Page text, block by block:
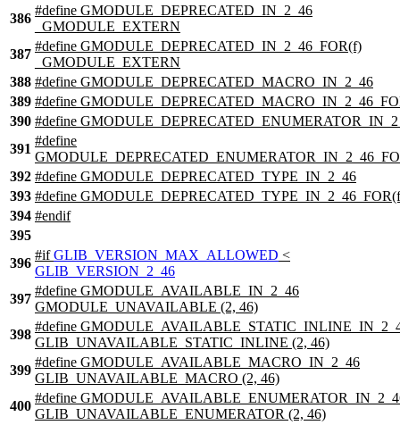
386
#define GMODULE_DEPRECATED_IN_2_46
_GMODULE_EXTERN
387
#define GMODULE_DEPRECATED_IN_2_46_FOR(f)
_GMODULE_EXTERN
388 #define GMODULE_DEPRECATED_MACRO_IN_2_46
389 #define
390 #define
391
#define
392 #define GMODULE_DEPRECATED_TYPE_IN_2_46
393 #define
394 #endif
395
396
#if GLIB_VERSION_MAX_ALLOWED <
GLIB_VERSION_2_46
397
#define GMODULE_AVAILABLE_IN_2_46
GMODULE_UNAVAILABLE (2, 46)
398
#define
GLIB_UNAVAILABLE_STATIC_INLINE (2, 46)
399
#define GMODULE_AVAILABLE_MACRO_IN_2_46
GLIB_UNAVAILABLE_MACRO (2, 46)
400
#define
GLIB_UNAVAILABLE_ENUMERATOR (2, 46)